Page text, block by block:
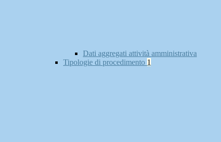
Dati aggregati attività amministrativa
Tipologie di procedimento 1